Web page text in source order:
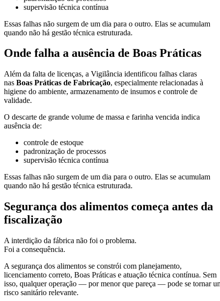
supervisão técnica contínua
Essas falhas não surgem de um dia para o outro. Elas se acumulam
quando não há gestão técnica estruturada.
Onde falha a ausência de Boas Práticas
Além da falta de licenças, a Vigilância identificou falhas claras
nas Boas Práticas de Fabricação, especialmente relacionadas à
higiene do ambiente, armazenamento de insumos e controle de
validade.
O descarte de grande volume de massa e farinha vencida indica
ausência de:
controle de estoque
padronização de processos
supervisão técnica contínua
Essas falhas não surgem de um dia para o outro. Elas se acumulam
quando não há gestão técnica estruturada.
Segurança dos alimentos começa antes da
fiscalização
A interdição da fábrica não foi o problema.
Foi a consequência.
A segurança dos alimentos se constrói com planejamento,
licenciamento correto, Boas Práticas e atuação técnica contínua. Sem
isso, qualquer operação — por menor que pareça — pode se tornar
risco sanitário relevante.